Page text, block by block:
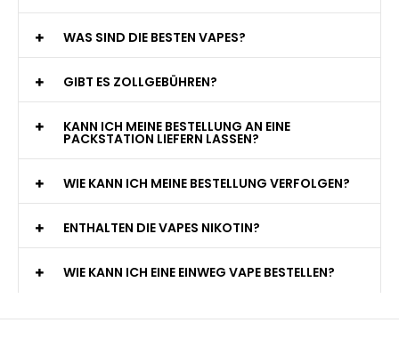
WAS SIND DIE BESTEN VAPES?
GIBT ES ZOLLGEBÜHREN?
KANN ICH MEINE BESTELLUNG AN EINE
PACKSTATION LIEFERN LASSEN?
WIE KANN ICH MEINE BESTELLUNG VERFOLGEN?
ENTHALTEN DIE VAPES NIKOTIN?
WIE KANN ICH EINE EINWEG VAPE BESTELLEN?